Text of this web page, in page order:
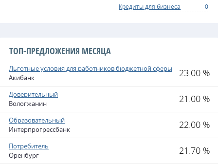
Кредиты для бизнеса
0
ТОП-ПРЕДЛОЖЕНИЯ МЕСЯЦА
Льготные условия для работников бюджетной сферы
Акибанк
23.00 %
Доверительный
Вологжанин
21.00 %
Образовательный
Интерпрогрессбанк
22.00 %
Потребитель
Оренбург
21.70 %